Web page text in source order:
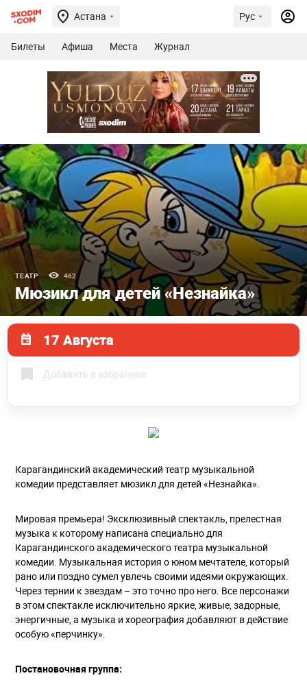
Астана Рус
Билеты Афиша Места Журнал
ТЕАТР 462
Мюзикл для детей «Незнайка»
17 Августа
Добавить в избранное
Карагандинский академический театр музыкальной
комедии представляет мюзикл для детей «Незнайка».
Мировая премьера! Эксклюзивный спектакль, прелестная
музыка к которому написана специально для
Карагандинского академического театра музыкальной
комедии. Музыкальная история о юном мечтателе, который
рано или поздно сумел увлечь своими идеями окружающих.
Через тернии к звездам – это точно про него. Все персонажи
в этом спектакле исключительно яркие, живые, задорные,
энергичные, а музыка и хореография добавляют в действие
особую «перчинку».
Постановочная группа: